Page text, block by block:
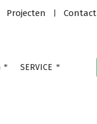
Projecten Contact
SERVICE